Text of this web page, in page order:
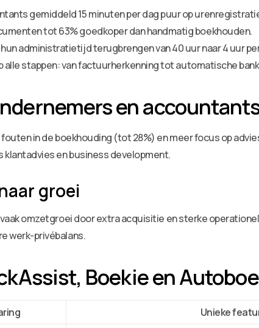
gemiddeld 15 minuten per dag puur op
tot 63% goedkoper dan handmatig boekhouden.
administratietijd terugbrengen van 40 uur naar 4 uur
stappen: van factuurherkenning tot automatische
en
in de boekhouding (tot 28%) en meer focus op
en business development.
groei
omzetgroei door extra acquisitie en sterke
werk-privébalans.
Boekie en
Unieke